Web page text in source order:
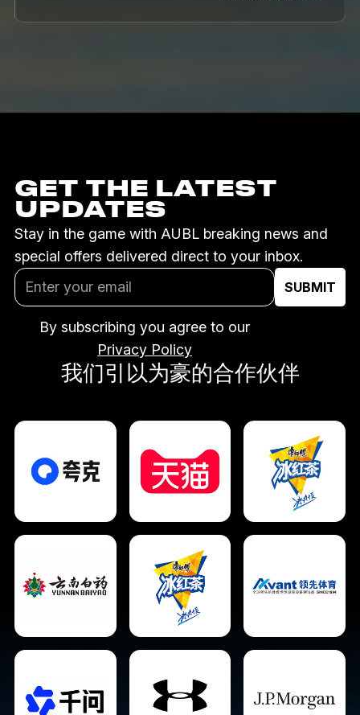
GET THE LATEST
UPDATES
Stay in the game with AUBL breaking news and
special offers delivered direct to your inbox.
By subscribing you agree to our
Privacy Policy
我们引以为豪的合作伙伴